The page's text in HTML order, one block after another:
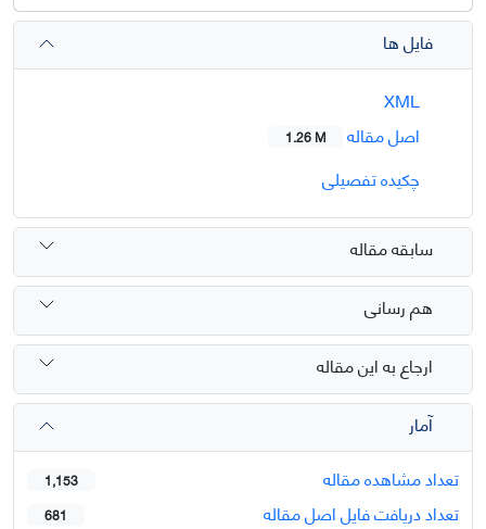
فایل ها
اصل مقاله
1.26 M
چکیده تفصیلی
سابقه مقاله
هم رسانی
ارجاع به این مقاله
آمار
تعداد مشاهده مقاله
1,153
تعداد دریافت فایل اصل مقاله 681